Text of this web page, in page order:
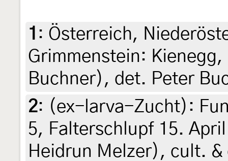
1 : Österreich,
Grimmenstein:
Buchner), det. Peter
2: (ex-larva-Zucht):
5, Falterschlupf 15.
Heidrun Melzer), cult.